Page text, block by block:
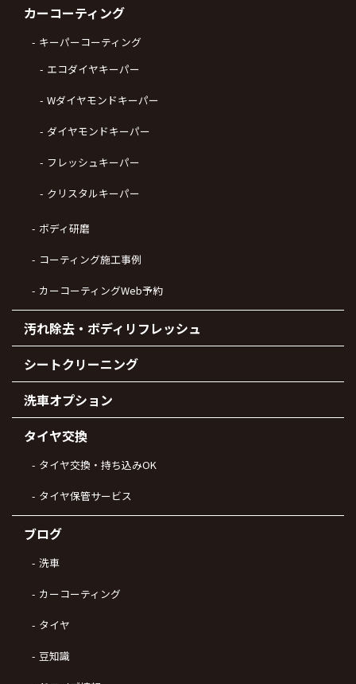
カーコーティング
キーパーコーティング
エコダイヤキーパー
Wダイヤモンドキーパー
ダイヤモンドキーパー
フレッシュキーパー
クリスタルキーパー
ボディ研磨
コーティング施工事例
カーコーティングWeb予約
汚れ除去・ボディリフレッシュ
シートクリーニング
洗車オプション
タイヤ交換
タイヤ交換・持ち込みOK
タイヤ保管サービス
ブログ
洗車
カーコーティング
タイヤ
豆知識